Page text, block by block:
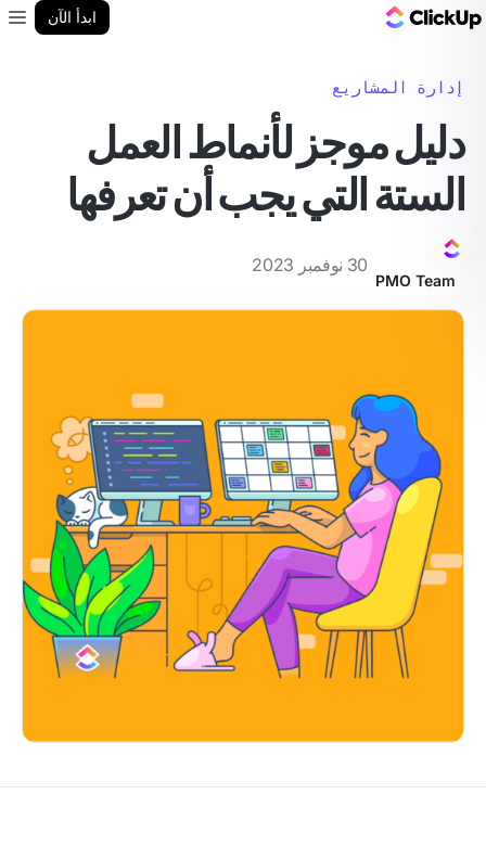
ابدأ الآن
إدارة المشاريع
دليل موجز لأنماط العمل
الستة التي يجب أن تعرفها
PMO Team
30 نوفمبر 2023